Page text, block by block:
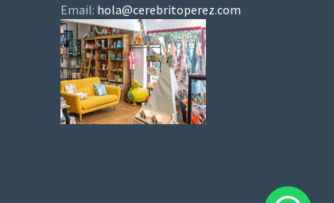
Email: hola@cerebritoperez.com